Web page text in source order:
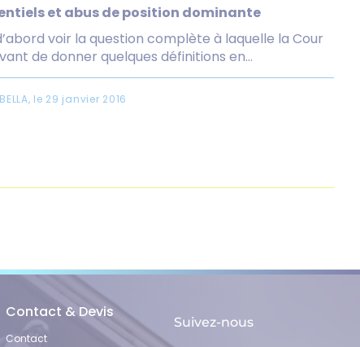
et abus de position dominante
voir la question complète à laquelle la Cour
de donner quelques définitions en...
le 29 janvier 2016
Contact & Devis
Contact
Suivez-nous